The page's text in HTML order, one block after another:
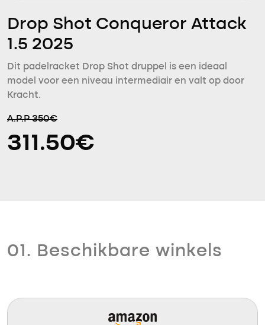
Drop Shot Conqueror Attack
1.5 2025
Dit padelracket Drop Shot druppel is een ideaal
model voor een niveau intermediair en valt op door
Kracht.
A.P.P 350€
311.50€
01. Beschikbare winkels